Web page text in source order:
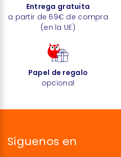
Entrega gratuita
a partir de 69€ de compra
(en la UE)
Papel de regalo
opcional
Síguenos en